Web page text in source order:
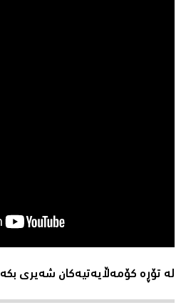
لە تۆڕە کۆمەڵایەتیەکان شەیری بکە